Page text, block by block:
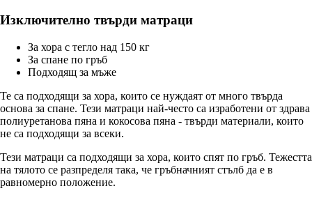
Изключително твърди матраци
За хора с тегло над 150 кг
За спане по гръб
Подходящ за мъже
Те са подходящи за хора, които се нуждаят от много твърда
основа за спане. Тези матраци най-често са изработени от здрава
полиуретанова пяна и кокосова пяна - твърди материали, които
не са подходящи за всеки.
Тези матраци са подходящи за хора, които спят по гръб. Тежестта
на тялото се разпределя така, че гръбначният стълб да е в
равномерно положение.